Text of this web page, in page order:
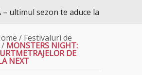
sezon te aduce la DIVA
/ Festivaluri de
/ MONSTERS NIGHT:
DE
NEXT